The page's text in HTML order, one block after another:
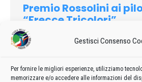
Gestisci Consenso
Per fornire le migliori esperienze, utilizziamo
memorizzare e/o accedere alle informazioni del
Premio Rossolini ai
“Frecce Tricolori”
1996
“CZECH INTERNATIONAL AIR FEST ’93”
tra le forze aeree dell’Est e dell’Ovest